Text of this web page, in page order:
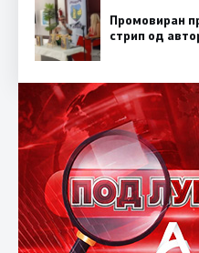
Промовиран
стрип од